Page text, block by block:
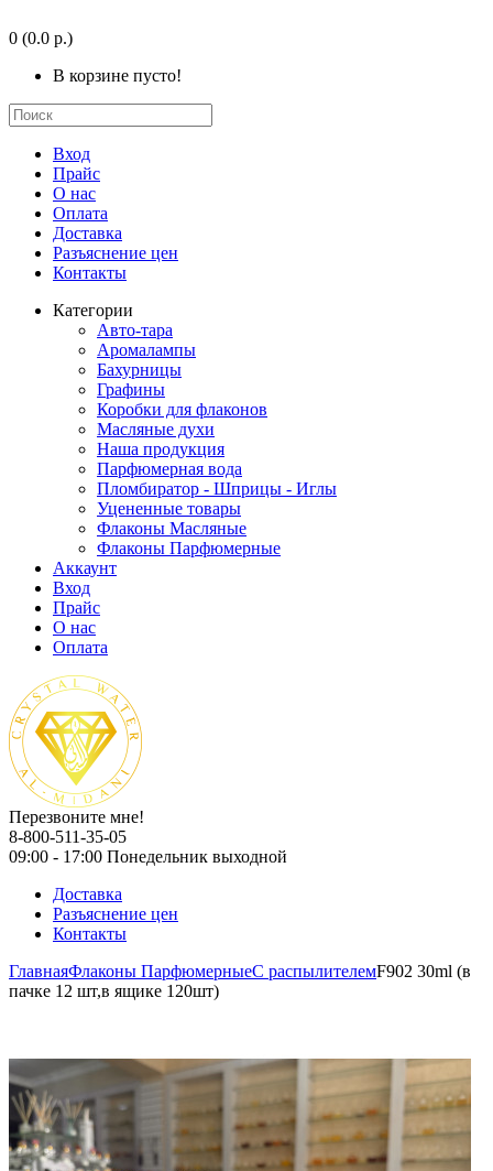
0 (0.0 р.)
В корзине пусто!
Вход
Прайс
О нас
Оплата
Доставка
Разъяснение цен
Контакты
Категории
Авто-тара
Аромалампы
Бахурницы
Графины
Коробки для флаконов
Масляные духи
Наша продукция
Парфюмерная вода
Пломбиратор - Шприцы - Иглы
Уцененные товары
Флаконы Масляные
Флаконы Парфюмерные
Аккаунт
Вход
Прайс
О нас
Оплата
Перезвоните мне!
8-800-511-35-05
09:00 - 17:00 Понедельник выходной
Доставка
Разъяснение цен
Контакты
ГлавнаяФлаконы ПарфюмерныеС распылителемF902 30ml (в
пачке 12 шт,в ящике 120шт)